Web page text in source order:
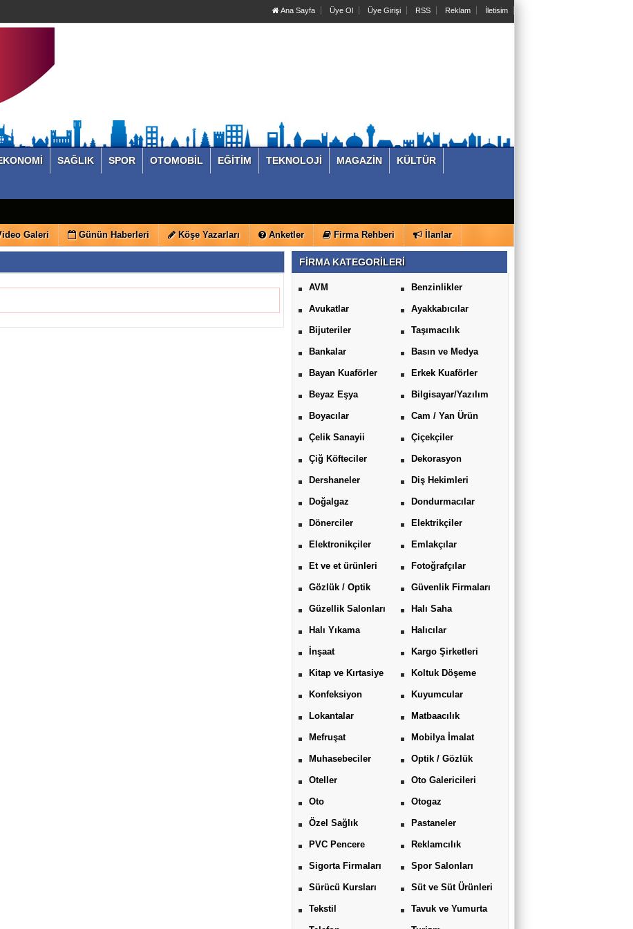
Ana Sayfa Üye Ol Üye Girişi RSS Reklam İletisim
SAĞLIK SPOR OTOMOBİL EĞİTİM TEKNOLOJİ MAGAZİN KÜLTÜR
Galeri Günün Haberleri Köşe Yazarları Anketler Firma Rehberi İlanlar
FİRMA KATEGORİLERİ
AVM Benzinlikler
Avukatlar Ayakkabıcılar
Bijuteriler Taşımacılık
Bankalar Basın ve Medya
Bayan Kuaförler Erkek Kuaförler
Beyaz Eşya Bilgisayar/Yazılım
Boyacılar Cam / Yan Ürün
Çelik Sanayii Çiçekçiler
Çiğ Köfteciler Dekorasyon
Dershaneler Diş Hekimleri
Doğalgaz Dondurmacılar
Dönerciler Elektrikçiler
Elektronikçiler Emlakçılar
Et ve et ürünleri Fotoğrafçılar
Gözlük / Optik Güvenlik Firmaları
Güzellik Salonları Halı Saha
Halı Yıkama Halıcılar
İnşaat Kargo Şirketleri
Kitap ve Kırtasiye Koltuk Döşeme
Konfeksiyon Kuyumcular
Lokantalar Matbaacılık
Mefruşat Mobilya İmalat
Muhasebeciler Optik / Gözlük
Oteller Oto Galericileri
Oto Otogaz
Özel Sağlık Pastaneler
PVC Pencere Reklamcılık
Sigorta Firmaları Spor Salonları
Sürücü Kursları Süt ve Süt Ürünleri
Tekstil Tavuk ve Yumurta